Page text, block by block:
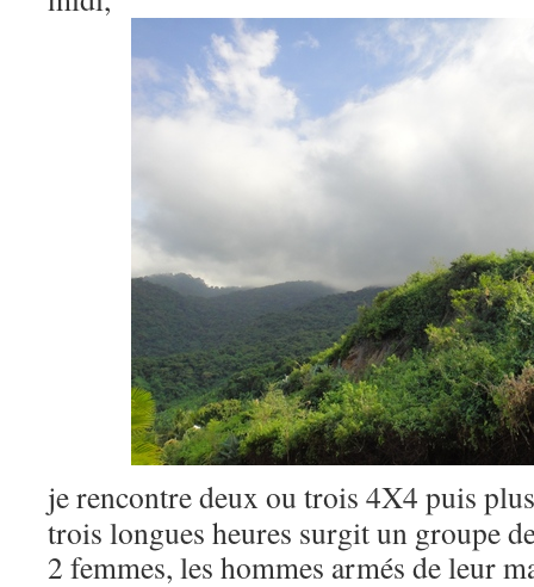
je rencontre deux ou trois 4X4 puis
trois longues heures surgit un groupe
2 femmes, les hommes armés de leur